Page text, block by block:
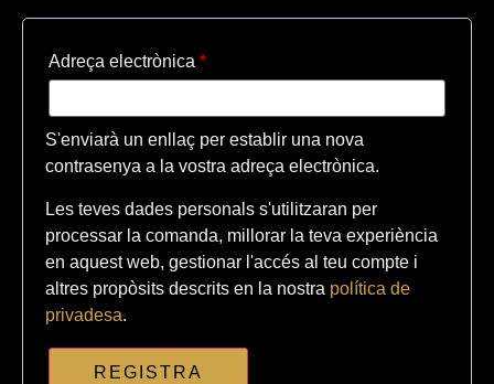
Adreça electrònica *
S'enviarà un enllaç per establir una nova
contrasenya a la vostra adreça electrònica.
Les teves dades personals s'utilitzaran per
processar la comanda, millorar la teva experiència
en aquest web, gestionar l'accés al teu compte i
altres propòsits descrits en la nostra política de
privadesa.
REGISTRA